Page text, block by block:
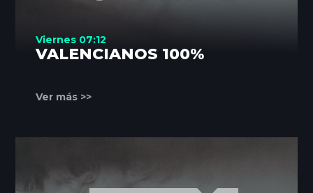
Viernes 07:12
VALENCIANOS 100%
Ver más >>